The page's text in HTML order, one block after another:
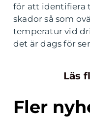
för att identifiera
skador så som
temperatur vid
det är dags för
Läs
Fler